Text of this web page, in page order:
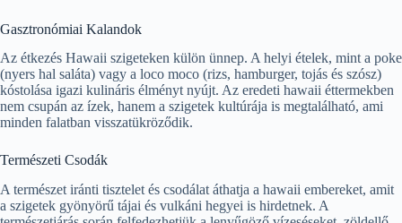
Gasztronómiai Kalandok
Az étkezés Hawaii szigeteken külön ünnep. A helyi ételek, mint a poke
(nyers hal saláta) vagy a loco moco (rizs, hamburger, tojás és szósz)
kóstolása igazi kulináris élményt nyújt. Az eredeti hawaii éttermekben
nem csupán az ízek, hanem a szigetek kultúrája is megtalálható, ami
minden falatban visszatükröződik.
Természeti Csodák
A természet iránti tisztelet és csodálat áthatja a hawaii embereket, amit
a szigetek gyönyörű tájai és vulkáni hegyei is hirdetnek. A